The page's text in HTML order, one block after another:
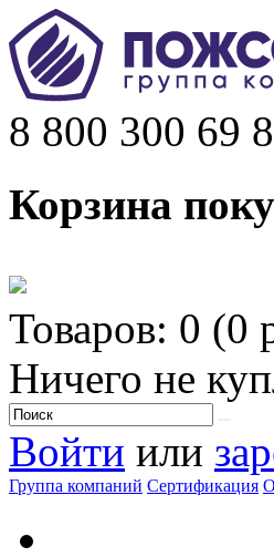
8 800 300 69
Корзина
Товаров: 0 (0
Ничего не
Войти или
Группа компаний Сертификация